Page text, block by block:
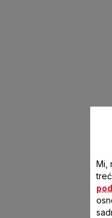
Mi,